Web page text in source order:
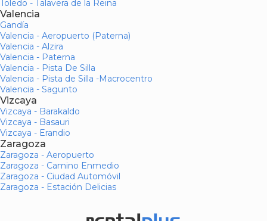
Toledo - Talavera de la Reina
Valencia
Gandía
Valencia - Aeropuerto (Paterna)
Valencia - Alzira
Valencia - Paterna
Valencia - Pista De Silla
Valencia - Pista de Silla -Macrocentro
Valencia - Sagunto
Vizcaya
Vizcaya - Barakaldo
Vizcaya - Basauri
Vizcaya - Erandio
Zaragoza
Zaragoza - Aeropuerto
Zaragoza - Camino Enmedio
Zaragoza - Ciudad Automóvil
Zaragoza - Estación Delicias